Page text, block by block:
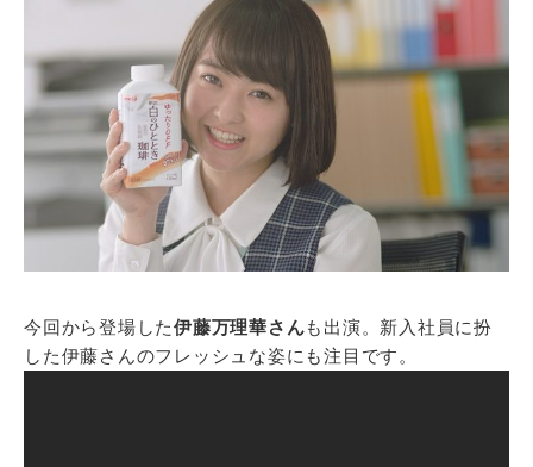
今回から登場した伊藤万理華さんも出演。新入社員に扮
した伊藤さんのフレッシュな姿にも注目です。